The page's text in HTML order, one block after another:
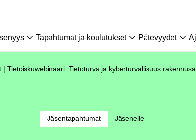
Tapahtumat ja koulutukset Pätevyydet
| Tietoiskuwebinaari: Tietoturva ja kyberturvallisuus
Jäsentapahtumat Jäsenelle